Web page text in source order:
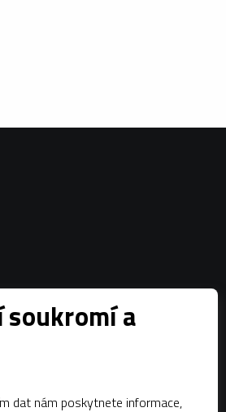
a
dat nám poskytnete informace,